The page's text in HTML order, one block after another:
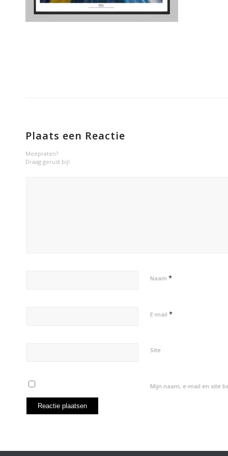
Plaats een Reactie
Meepraten?
Draag gerust bij!
Naam *
E-mail *
Site
Mijn naam, e-mail en site